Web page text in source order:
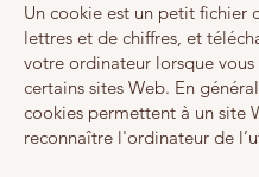
Un cookie est un petit fichier
lettres et de chiffres, et
votre ordinateur lorsque vous
certains sites Web. En
cookies permettent à un site
reconnaître l'ordinateur de